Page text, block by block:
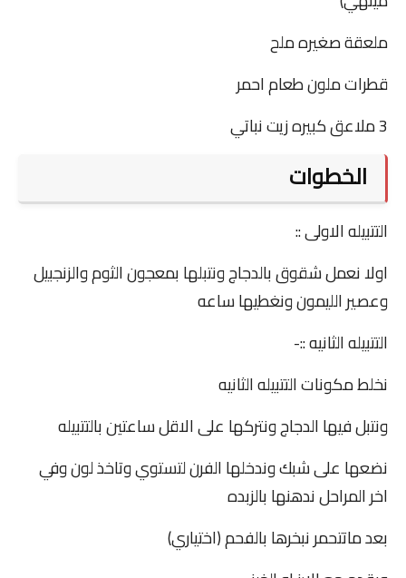
ملعقة صغيره ملح
قطرات ملون طعام احمر
3 ملاعق كبيره زيت نباتي
الخطوات
التتبيله الاولى ::
اولا نعمل شقوق بالدجاج ونتبلها بمعجون الثوم والزنجبيل
وعصير الليمون ونغطيها ساعه
التتبيله الثانيه ::-
نخلط مكونات التتبيله الثانيه
ونتبل فيها الدجاج ونتركها على الاقل ساعتين بالتتبيله
نضعها على شبك وندخلها الفرن لتستوي وتاخذ لون وفي
اخر المراحل ندهنها بالزبده
بعد ماتتحمر نبخرها بالفحم (اختياري)